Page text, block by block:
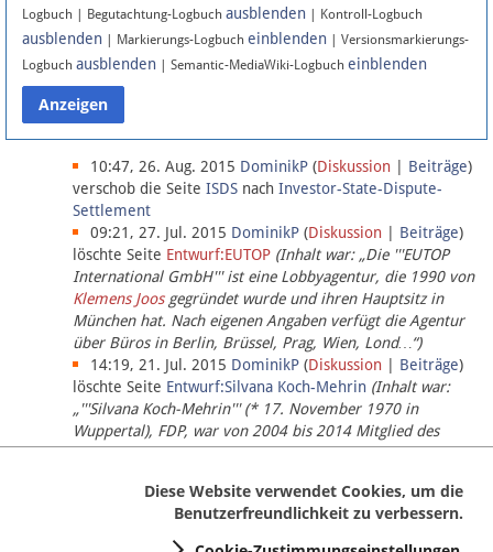
Anmelden
Datenschutz
Über Lobbypedia
Impressum
Logbuch | Begutachtung-Logbuch ausblenden | Kontroll-Logbuch
ausblenden | Markierungs-Logbuch einblenden | Versionsmarkierungs-
Logbuch ausblenden | Semantic-MediaWiki-Logbuch einblenden
10:47, 26. Aug. 2015 DominikP (Diskussion Beiträge)
verschob die Seite ISDS nach Investor-State-Dispute-
Settlement
09:21, 27. Jul. 2015 DominikP (Diskussion Beiträge)
löschte Seite Entwurf:EUTOP (Inhalt war: „Die '''EUTOP
International GmbH''' ist eine Lobbyagentur, die 1990 von
Klemens Joosgegründet wurde und ihren Hauptsitz in
München hat. Nach eigenen Angaben verfügt die Agentur
über Büros in Berlin, Brüssel, Prag, Wien, Lond…“)
14:19, 21. Jul. 2015 DominikP (Diskussion Beiträge)
löschte Seite Entwurf:Silvana Koch-Mehrin (Inhalt war:
„'''Silvana Koch-Mehrin''' (* 17. November 1970 in
Wuppertal), FDP, war von 2004 bis 2014 Mitglied des
Europäischen Parlaments, seit November 2014 ist sie für
Diese Website verwendet Cookies, um die
Benutzerfreundlichkeit zu verbessern.